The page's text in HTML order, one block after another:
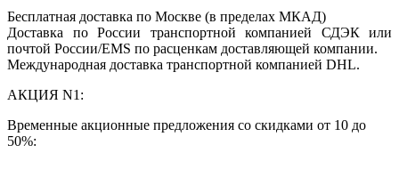
Бесплатная доставка по Москве (в пределах МКАД)
Доставка по России транспортной компанией СДЭК или
почтой России/EMS по расценкам доставляющей компании.
Международная доставка транспортной компанией DHL.
АКЦИЯ N1:
Временные акционные предложения со скидками от 10 до
50%: